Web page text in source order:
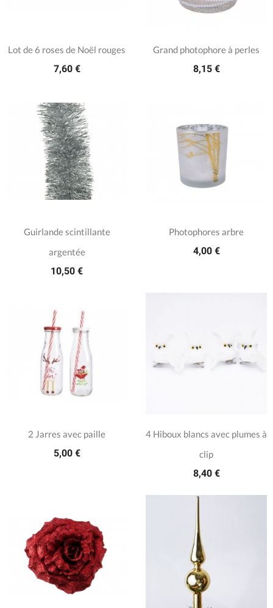
Lot de 6 roses de Noël rouges
7,60 €
Grand photophore à perles
8,15 €
Guirlande scintillante
argentée
10,50 €
Photophores arbre
4,00 €
2 Jarres avec paille
5,00 €
4 Hiboux blancs avec plumes à
clip
8,40 €